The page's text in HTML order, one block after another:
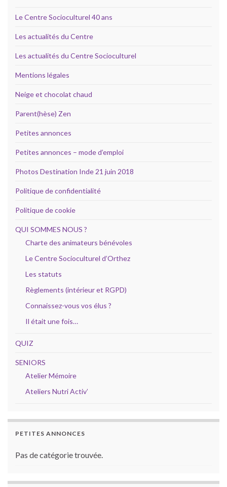
Le Centre Socioculturel 40 ans
Les actualités du Centre
Les actualités du Centre Socioculturel
Mentions légales
Neige et chocolat chaud
Parent(hèse) Zen
Petites annonces
Petites annonces – mode d’emploi
Photos Destination Inde 21 juin 2018
Politique de confidentialité
Politique de cookie
QUI SOMMES NOUS ?
Charte des animateurs bénévoles
Le Centre Socioculturel d’Orthez
Les statuts
Règlements (intérieur et RGPD)
Connaissez-vous vos élus ?
Il était une fois…
QUIZ
SENIORS
Atelier Mémoire
Ateliers Nutri Activ’
PETITES ANNONCES
Pas de catégorie trouvée.